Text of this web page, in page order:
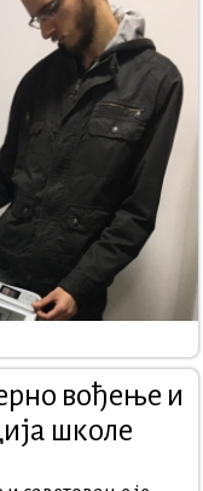
вођење и
школе